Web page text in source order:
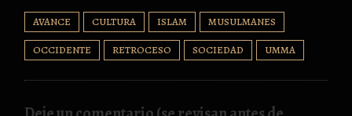
AVANCE CULTURA ISLAM MUSULMANES
OCCIDENTE RETROCESO SOCIEDAD UMMA